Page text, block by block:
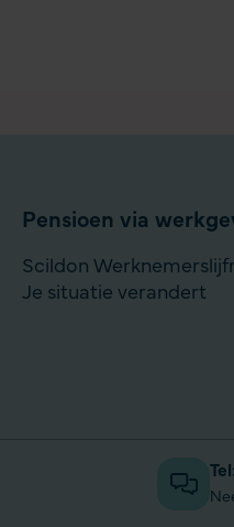
Pensioen via
Scildon
Je situatie verandert